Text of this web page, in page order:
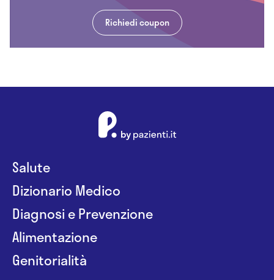
Richiedi coupon
Salute
Dizionario Medico
Diagnosi e Prevenzione
Alimentazione
Genitorialità